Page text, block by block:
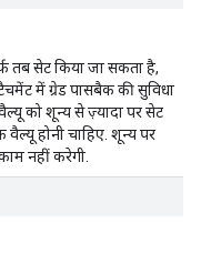
तब सेट किया जा सकता है,
में ग्रेड पासबैक की सुविधा
को शून्य से ज़्यादा पर सेट
होनी चाहिए. शून्य पर
नहीं करेगी.